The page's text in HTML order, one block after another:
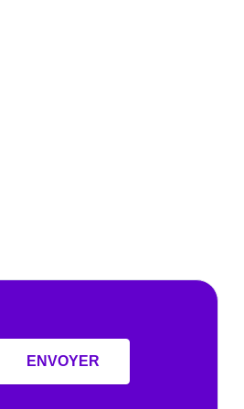
ENVOYER